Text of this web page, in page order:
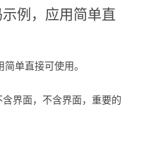
例，应用简单直
单直接可使用。
界面，不含界面，重要的